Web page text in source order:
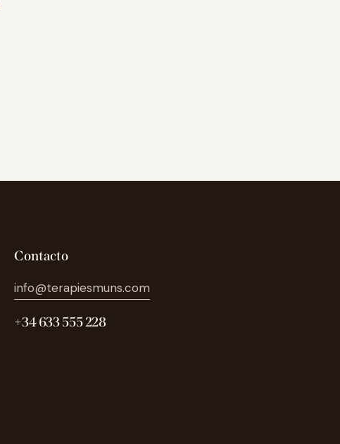
Contacto
info@terapiesmuns.com
+34 633 555 228